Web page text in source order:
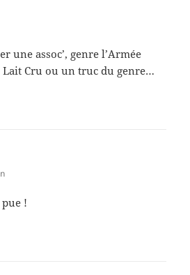
une assoc’, genre l’Armée
Cru ou un truc du genre…
!